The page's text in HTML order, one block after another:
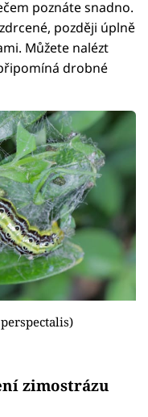
poznáte snadno.
později úplně
Můžete nalézt
drobné
zimostrázu